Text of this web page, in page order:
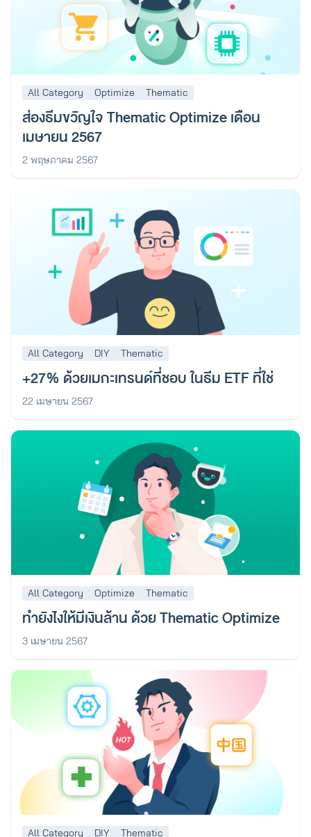
All Category Optimize Thematic
ส่องธีมขวัญใจ Thematic Optimize เดือน
เมษายน 2567
2 พฤษภาคม 2567
All Category DIY Thematic
+27% ด้วยเมกะเทรนด์ที่ชอบ ในธีม ETF ที่ใช่
22 เมษายน 2567
All Category Optimize Thematic
ทำยังไงให้มีเงินล้าน ด้วย Thematic Optimize
3 เมษายน 2567
All Category DIY Thematic